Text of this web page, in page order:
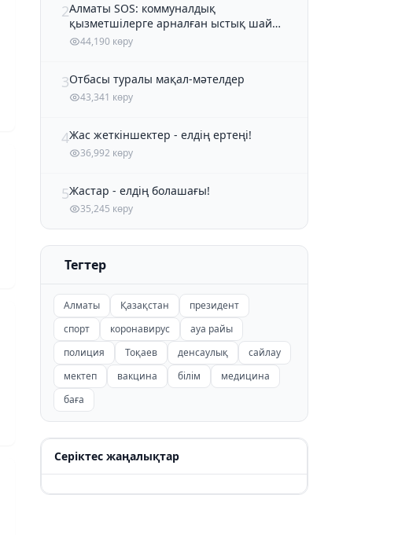
2Алматы SOS: коммуналдық
қызметшілерге арналған ыстық шай
және кондитер өнімдері
44,190 көру
3Отбасы туралы мақал-мәтелдер
43,341 көру
4Жас жеткіншектер - елдің ертеңі!
36,992 көру
5Жастар - елдің болашағы!
35,245 көру
Тегтер
Алматы Қазақстан
президент
спорт
коронавирус
ауа райы
полиция
Тоқаев денсаулық
сайлау
мектеп
вакцина білім
медицина
баға
Серіктес жаңалықтар